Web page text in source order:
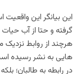
این بیانگر این
گرفته و حتا از آب
هرچند از روابط نزدیک
هایی به نشر رسیده
در رابطه به طالبان؛